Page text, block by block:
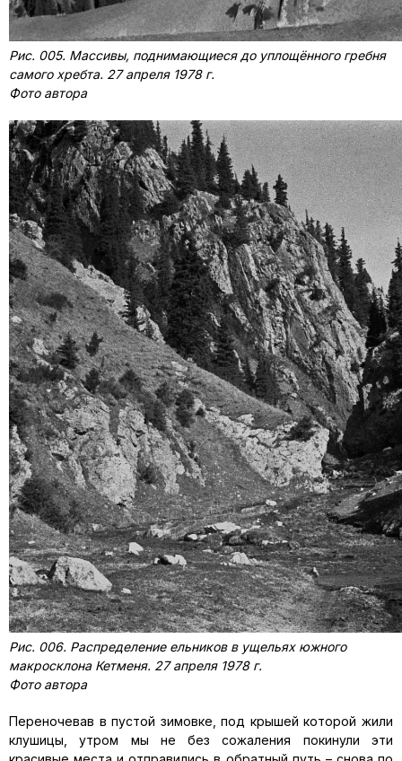
Рис. 005. Массивы, поднимающиеся до уплощённого гребня
самого хребта. 27 апреля 1978 г.
Фото автора
Рис. 006. Распределение ельников в ущельях южного
макросклона Кетменя. 27 апреля 1978 г.
Фото автора
Переночевав в пустой зимовке, под крышей которой жили
клушицы, утром мы не без сожаления покинули эти